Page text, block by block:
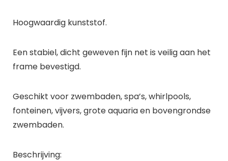
Hoogwaardig kunststof.
Een stabiel, dicht geweven fijn net is veilig aan het
frame bevestigd.
Geschikt voor zwembaden, spa’s, whirlpools,
fonteinen, vijvers, grote aquaria en bovengrondse
zwembaden.
Beschrijving: